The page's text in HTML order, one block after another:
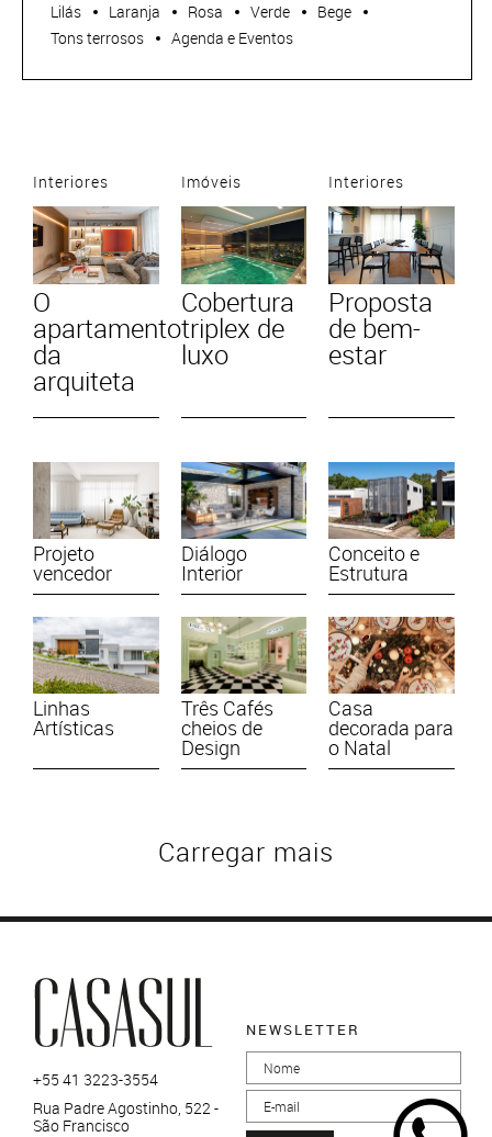
Lilás
Laranja Rosa Verde
Bege
Tons terrosos
Agenda e Eventos
Interiores
O
apartamento
da
arquiteta
Imóveis
Cobertura
triplex de
luxo
Interiores
Proposta
de bem-
estar
Projeto
vencedor
Diálogo
Interior
Conceito e
Estrutura
Linhas
Artísticas
Três Cafés
cheios de
Design
Casa
decorada para
o Natal
Carregar mais
+55 41 3223-3554
Rua Padre Agostinho, 522 -
São Francisco
NEWSLETTER